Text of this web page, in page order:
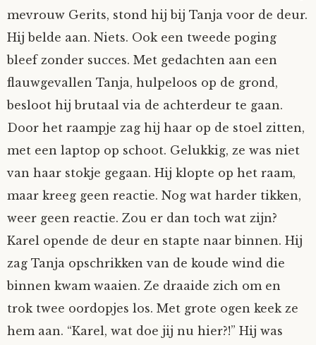
mevrouw Gerits, stond hij bij Tanja voor de deur.
Hij belde aan. Niets. Ook een tweede poging
bleef zonder succes. Met gedachten aan een
flauwgevallen Tanja, hulpeloos op de grond,
besloot hij brutaal via de achterdeur te gaan.
Door het raampje zag hij haar op de stoel zitten,
met een laptop op schoot. Gelukkig, ze was niet
van haar stokje gegaan. Hij klopte op het raam,
maar kreeg geen reactie. Nog wat harder tikken,
weer geen reactie. Zou er dan toch wat zijn?
Karel opende de deur en stapte naar binnen. Hij
zag Tanja opschrikken van de koude wind die
binnen kwam waaien. Ze draaide zich om en
trok twee oordopjes los. Met grote ogen keek ze
hem aan. “Karel, wat doe jij nu hier?!” Hij was